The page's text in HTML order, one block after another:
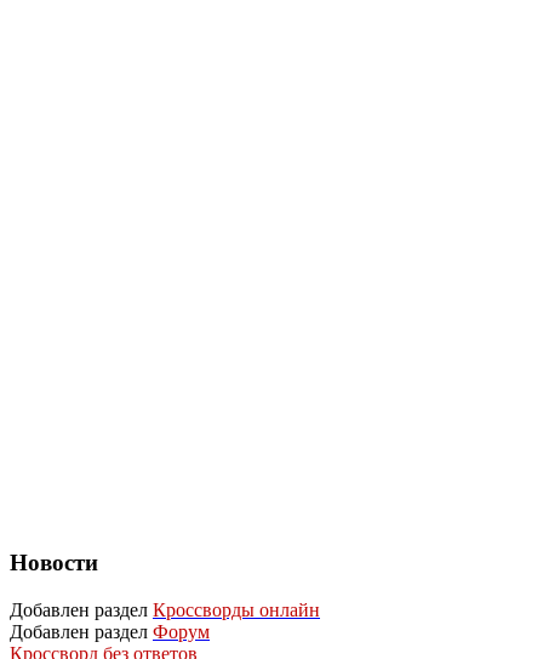
Новости
Добавлен раздел Кроссворды онлайн
Добавлен раздел Форум
Кроссворд без ответов